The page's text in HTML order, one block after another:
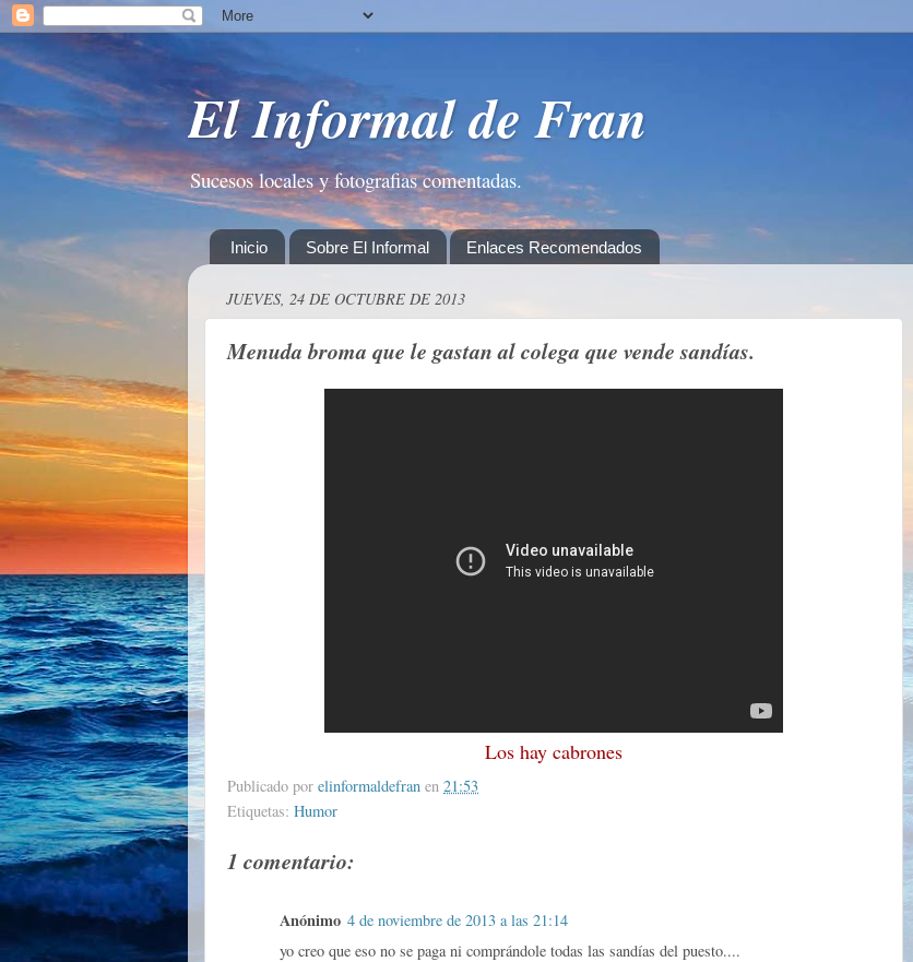
El Informal de Fran
Sucesos locales y fotografias comentadas.
Inicio Sobre El Informal Enlaces Recomendados
JUEVES, 24 DE OCTUBRE DE 2013
Menuda broma que le gastan al colega que vende sandías.
Los hay cabrones
Publicado por elinformaldefran en 21:53
Etiquetas: Humor
1 comentario:
Anónimo 4 de noviembre de 2013 a las 21:14
yo creo que eso no se paga ni comprándole todas las sandías del puesto....